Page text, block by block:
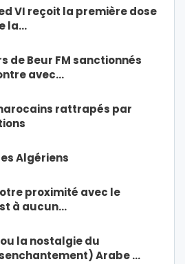
VI reçoit la première dose
la…
de Beur FM sanctionnés
avec…
rattrapés par
Algériens
proximité avec le
à aucun…
la nostalgie du
Arabe …